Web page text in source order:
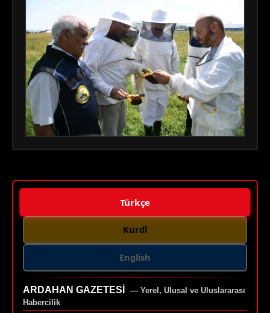
Türkçe
Kurdî
English
ARDAHAN GAZETESI
— Yerel, Ulusal ve Uluslararası
Habercilik